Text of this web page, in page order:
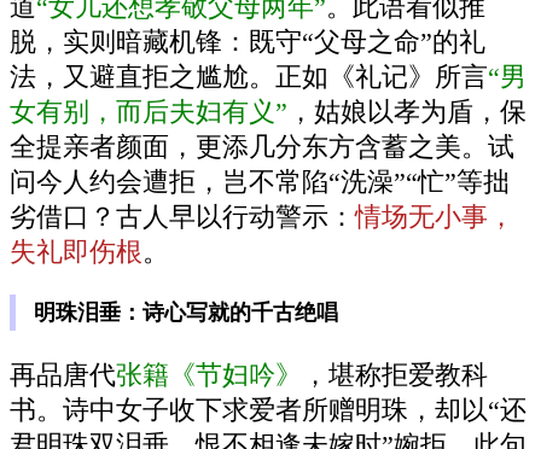
道“女儿还想孝敬父母两年”。此语看似推
脱，实则暗藏机锋：既守“父母之命”的礼
法，又避直拒之尴尬。正如《礼记》所言“男
女有别，而后夫妇有义” ，姑娘以孝为盾，保
全提亲者颜面，更添几分东方含蓄之美。试
问今人约会遭拒，岂不常陷“洗澡”“忙”等拙
劣借口？古人早以行动警示：情场无小事，
失礼即伤根。
明珠泪垂：诗心写就的千古绝唱
再品唐代张籍《节妇吟》
，堪称拒爱教科
书。诗中女子收下求爱者所赠明珠，却以“还